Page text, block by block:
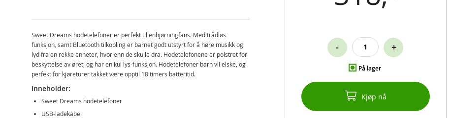
På lager
- +
Kjøp nå
Sweet Dreams hodetelefoner er perfekt til enhjørningfans. Med trådløs
funksjon, samt Bluetooth tilkobling er barnet godt utstyrt for å høre musikk og
lyd fra en rekke enheter, hvor enn de skulle dra. Hodetelefonene er polstret for
beskyttelse av øret, og har en kul lys-funksjon. Hodetelefoner barn vil elske, og
perfekt for kjøreturer takket være opptil 18 timers batteritid.
Inneholder:
Sweet Dreams hodetelefoner
USB-ladekabel